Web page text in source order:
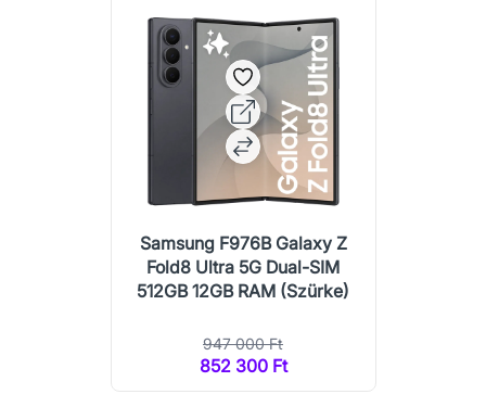
Samsung F976B Galaxy Z
Fold8 Ultra 5G Dual-SIM
512GB 12GB RAM (Szürke)
947 000 Ft
852 300 Ft